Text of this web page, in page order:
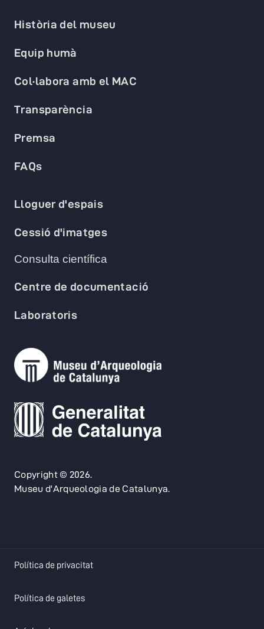
Copyright © 2026.
Museu d'Arqueologia de Catalunya.
Història del museu
Equip humà
Col·labora amb el MAC
Transparència
Premsa
FAQs
Lloguer d'espais
Cessió d'imatges
Consulta científica
Centre de documentació
Laboratoris
Política de privacitatopens in a new tab
Política de galetesopens in a new tab